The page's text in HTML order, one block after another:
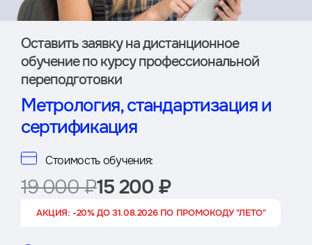
Оставить заявку на дистан­ционное
обучение по курсу профессиональной
переподготовки
Метрология, стандартизация и
сертификация
Стоимость обучения:
19 000 ₽15 200 ₽
АКЦИЯ: -20% ДО 31.08.2026 ПО ПРОМОКОДУ "ЛЕТО"